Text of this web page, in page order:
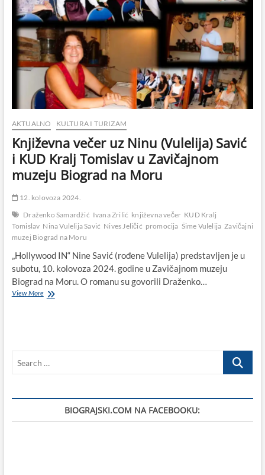
AKTUALNO KULTURA I TURIZAM
Književna večer uz Ninu (Vulelija) Savić
i KUD Kralj Tomislav u Zavičajnom
muzeju Biograd na Moru
12. kolovoza 2024.
Draženko Samardžić Ivana Zrilić književna večer KUD Kralj
Tomislav Nina Vulelija Savić Nives Jeličić promocija Šime Vulelija Zavičajni
muzej Biograd na Moru
„Hollywood IN“ Nine Savić (rođene Vulelija) predstavljen je u
subotu, 10. kolovoza 2024. godine u Zavičajnom muzeju
Biograd na Moru. O romanu su govorili Draženko…
View MoreKnjiževna
KUD
u
Zavičajnom
muzeju
Search
BIOGRAJSKI.COM NA FACEBOOKU: